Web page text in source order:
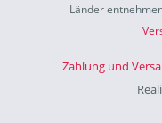
Länder
Zahlung und